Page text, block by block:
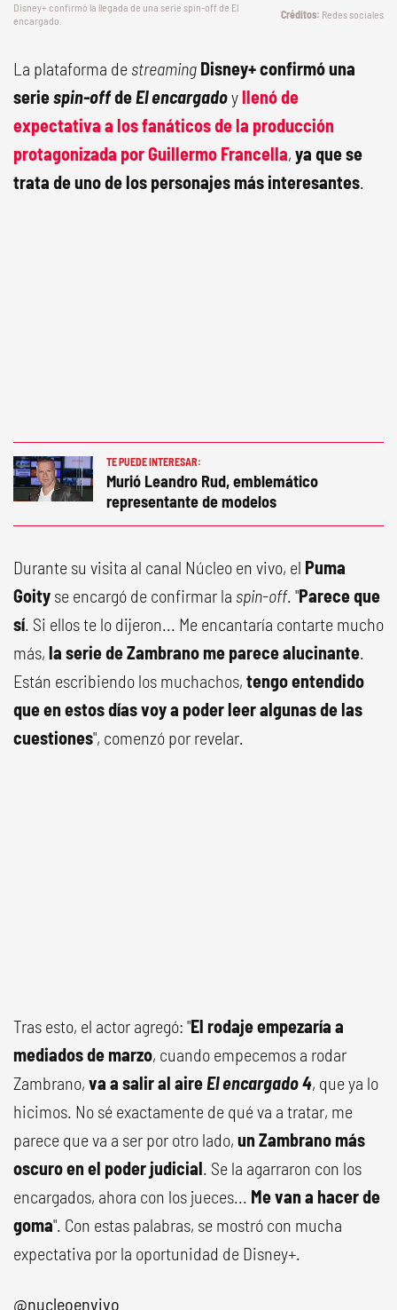
Disney+ confirmó la llegada de una serie spin-off de El
encargado
Redes sociales
La plataforma de streaming Disney+ confirmó una
seriespin-offdeEl encargadoyllenó de
expectativa a los fanáticos de la producción
protagonizada porGuillermo Francella, ya que se
trata de uno de los personajes más interesantes.
TE PUEDE INTERESAR:
Murió Leandro Rud, emblemático
representante de modelos
Durante su visita al canal Núcleo en vivo, el Puma
Goity se encargó de confirmar la spin-off. "Parece que
sí. Si ellos te lo dijeron... Me encantaría contarte mucho
más, la serie de Zambrano me parece alucinante.
Están escribiendo los muchachos, tengo entendido
que en estos días voy a poder leer algunas de las
cuestiones", comenzó por revelar.
Tras esto, el actor agregó: "El rodaje empezaría a
mediados de marzo, cuando empecemos a rodar
Zambrano, va a salir al aireEl encargado 4, que ya lo
hicimos. No sé exactamente de qué va a tratar, me
parece que va a ser por otro lado, un Zambrano más
oscuro en el poder judicial. Se la agarraron con los
encargados, ahora con los jueces... Me van a hacer de
goma". Con estas palabras, se mostró con mucha
expectativa por la oportunidad de Disney+.
@nucleoenvivo